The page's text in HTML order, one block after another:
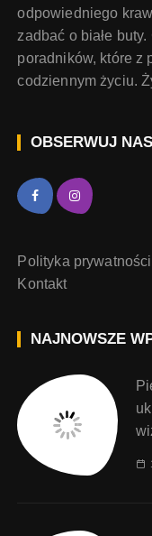
odpowiedniego
zadbać o białe
poradników, które z
codziennym życiu.
OBSERWUJ NAS
Polityka prywatności
Kontakt
NAJNOWSZE